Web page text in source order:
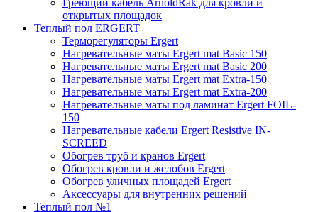
Греющий кабель ArnoldRak для кровли и
открытых площадок
Теплый пол ERGERT
Терморегуляторы Ergert
Нагревательные маты Ergert mat Basic 150
Нагревательные маты Ergert mat Basic 200
Нагревательные маты Ergert mat Extra-150
Нагревательные маты Ergert mat Extra-200
Нагревательные маты под ламинат Ergert FOIL-
150
Нагревательные кабели Ergert Resistive IN-
SCREED
Обогрев труб и кранов Ergert
Обогрев кровли и желобов Ergert
Обогрев уличных площадей Ergert
Аксессуары для внутренних решений
Теплый пол №1